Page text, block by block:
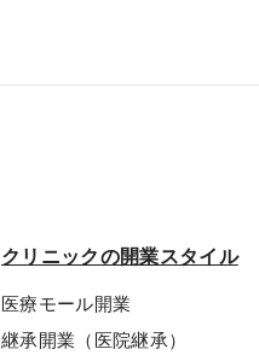
クリニックの開業スタイル
医療モール開業
継承開業（医院継承）